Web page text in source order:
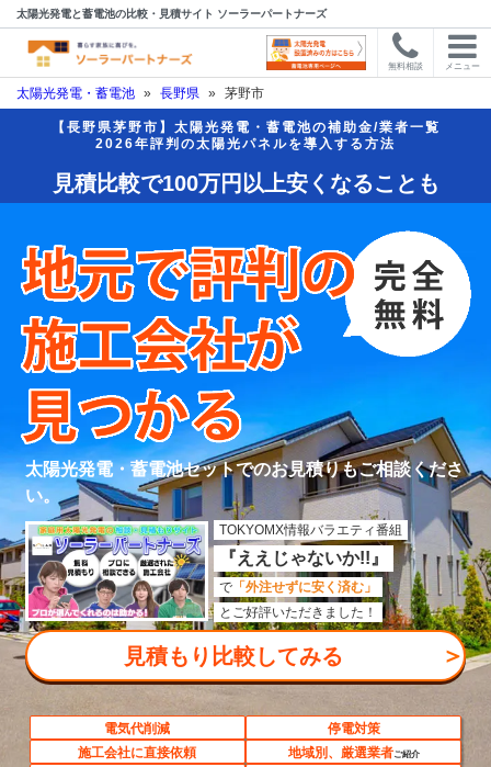
太陽光発電と蓄電池の比較・見積サイト ソーラーパートナーズ
無料相談 メニュー
太陽光発電・蓄電池 » 長野県 » 茅野市
【長野県茅野市】太陽光発電・蓄電池の補助金/業者一覧
2026年評判の太陽光パネルを導入する方法
見積比較で100万円以上安くなることも
太陽光発電・蓄電池セットでのお見積りもご相談くださ
い。
TOKYOMX情報バラエティ番組
『ええじゃないか!!』
で 「外注せずに安く済む」
とご好評いただきました！
見積もり比較してみる ＞
電気代削減
停電対策
施工会社に直接依頼
地域別、厳選業者ご紹介